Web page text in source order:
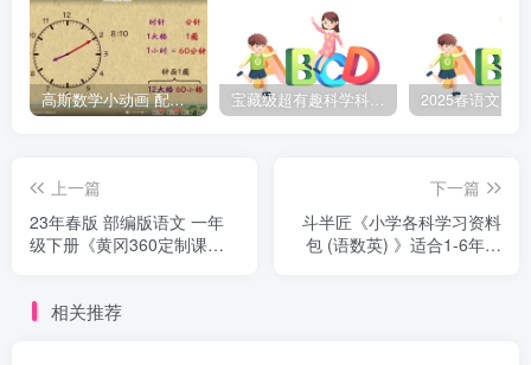
高斯数学小动画 配套小学1-6年级数学 课堂知识点动画教学视频MP4 百度网盘下载 宝藏级超有趣科学科普动画《土豆逗严肃科普》第二季 百度网盘下载
上一篇
23年春版 部编版语文 一年
级下册《黄冈360定制课
下一篇
斗半匠《小学各科学习资料
包 (语数英) 》适合1-6年级
相关推荐